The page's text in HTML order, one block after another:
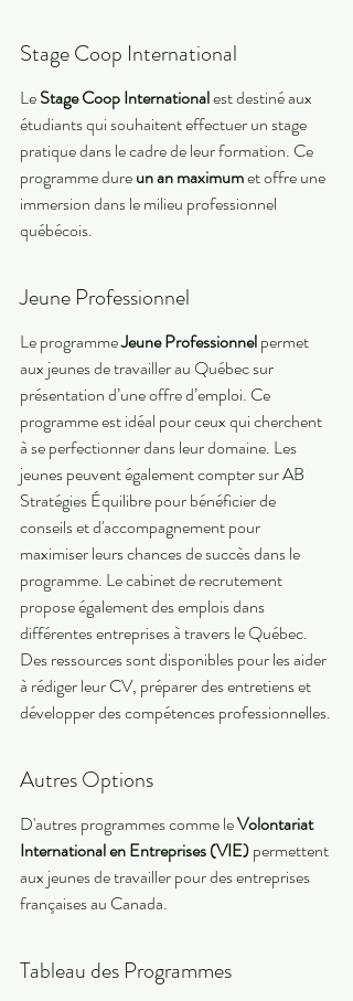
Stage Coop International
Le Stage Coop International est destiné aux
étudiants qui souhaitent effectuer un stage
pratique dans le cadre de leur formation. Ce
programme dure un an maximum et offre une
immersion dans le milieu professionnel
québécois.
Jeune Professionnel
Le programme Jeune Professionnel permet
aux jeunes de travailler au Québec sur
présentation d’une offre d’emploi. Ce
programme est idéal pour ceux qui cherchent
à se perfectionner dans leur domaine. Les
jeunes peuvent également compter sur AB
Stratégies Équilibre pour bénéficier de
conseils et d'accompagnement pour
maximiser leurs chances de succès dans le
programme. Le cabinet de recrutement
propose également des emplois dans
différentes entreprises à travers le Québec.
Des ressources sont disponibles pour les aider
à rédiger leur CV, préparer des entretiens et
développer des compétences professionnelles.
Autres Options
D'autres programmes comme le Volontariat
International en Entreprises (VIE) permettent
aux jeunes de travailler pour des entreprises
françaises au Canada.
Tableau des Programmes